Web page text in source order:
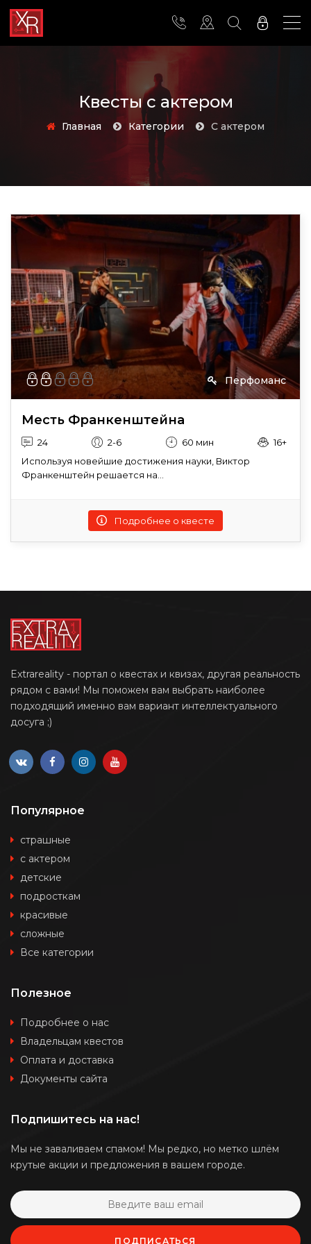
Квесты с актером
Главная Категории с актером
Перфоманс
Месть Франкенштейна
24 2-6 60 мин
16+
Используя новейшие достижения науки, Виктор
Франкенштейн решается на...
Подробнее о квесте
Extrareality - портал о квестах и квизах, другая реальность
рядом с вами! Мы поможем вам выбрать наиболее
подходящий именно вам вариант интеллектуального
досуга ;)
Популярное
страшные
с актером
детские
подросткам
красивые
сложные
Все категории
Полезное
Подробнее о нас
Владельцам квестов
Оплата и доставка
Документы сайта
Подпишитесь на нас!
Мы не заваливаем спамом! Мы редко, но метко шлём
крутые акции и предложения в вашем городе.
ПОДПИСАТЬСЯ